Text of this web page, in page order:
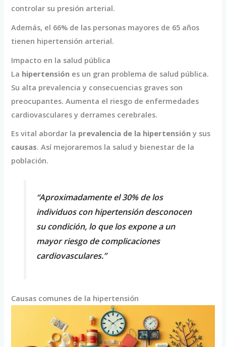
controlar su presión arterial.
Además, el 66% de las personas mayores de 65 años
tienen hipertensión arterial.
Impacto en la salud pública
La hipertensión es un gran problema de salud pública.
Su alta prevalencia y consecuencias graves son
preocupantes. Aumenta el riesgo de enfermedades
cardiovasculares y derrames cerebrales.
Es vital abordar la prevalencia de la hipertensión y sus
causas. Así mejoraremos la salud y bienestar de la
población.
“Aproximadamente el 30% de los
individuos con hipertensión desconocen
su condición, lo que los expone a un
mayor riesgo de complicaciones
cardiovasculares.”
Causas comunes de la hipertensión